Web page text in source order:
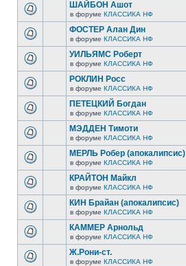
ШАЙБОН Ашот
в форуме КЛАССИКА НФ
ФОСТЕР Алан Дин
в форуме КЛАССИКА НФ
УИЛЬЯМС Роберт
в форуме КЛАССИКА НФ
РОКЛИН Росс
в форуме КЛАССИКА НФ
ПЕТЕЦКИЙ Богдан
в форуме КЛАССИКА НФ
МЭДДЕН Тимоти
в форуме КЛАССИКА НФ
МЕРЛЬ Робер (апокалипсис)
в форуме КЛАССИКА НФ
КРАЙТОН Майкл
в форуме КЛАССИКА НФ
КИН Брайан (апокалипсис)
в форуме КЛАССИКА НФ
КАММЕР Арнольд
в форуме КЛАССИКА НФ
Ж.Рони-ст.
в форуме КЛАССИКА НФ